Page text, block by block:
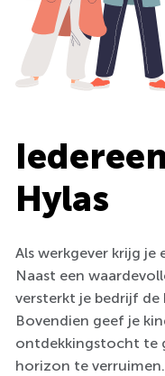
Hylas
Als werkgever krijg
Naast een
versterkt je bedrijf
Bovendien geef je
ontdekkingstocht te
horizon te